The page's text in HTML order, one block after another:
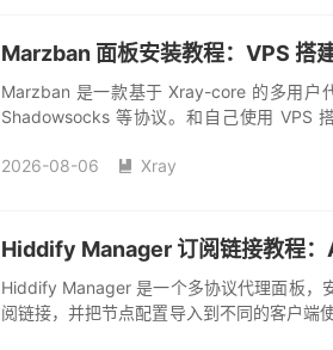
Marzban 面板安装教程：VPS 搭
Marzban 是一款基于 Xray-core 的多用户
Shadowsocks 等协议。和自己使用 VPS
2026-08-06
 Xray
Hiddify Manager 订阅链接教程
Hiddify Manager 是一个多协议代理面板，
阅链接，并把节点配置导入到不同的客户端